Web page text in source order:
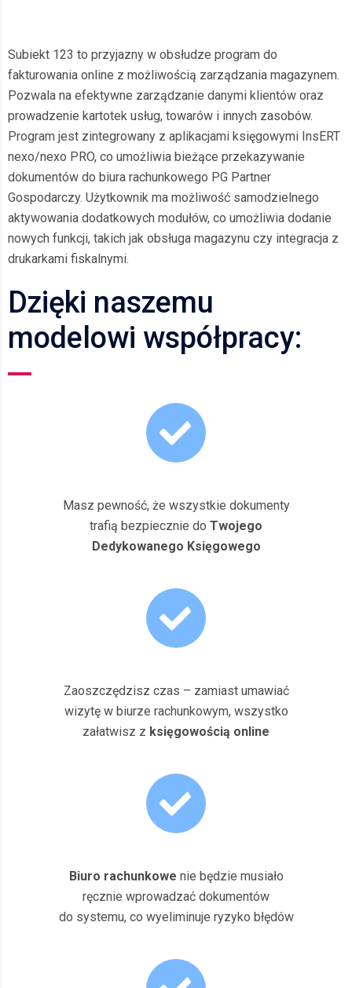
Subiekt 123 to przyjazny w obsłudze program do
fakturowania online z możliwością zarządzania magazynem.
Pozwala na efektywne zarządzanie danymi klientów oraz
prowadzenie kartotek usług, towarów i innych zasobów.
Program jest zintegrowany z aplikacjami księgowymi InsERT
nexo/nexo PRO, co umożliwia bieżące przekazywanie
dokumentów do biura rachunkowego PG Partner
Gospodarczy. Użytkownik ma możliwość samodzielnego
aktywowania dodatkowych modułów, co umożliwia dodanie
nowych funkcji, takich jak obsługa magazynu czy integracja z
drukarkami fiskalnymi.
Dzięki naszemu
modelowi współpracy:
Masz pewność, że wszystkie dokumenty
trafią bezpiecznie do Twojego
Dedykowanego Księgowego
Zaoszczędzisz czas – zamiast umawiać
wizytę w biurze rachunkowym, wszystko
załatwisz z księgowością online
Biuro rachunkowe nie będzie musiało
ręcznie wprowadzać dokumentów
do systemu, co wyeliminuje ryzyko błędów